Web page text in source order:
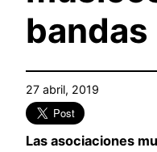
bandas
27 abril, 2019
Las asociaciones